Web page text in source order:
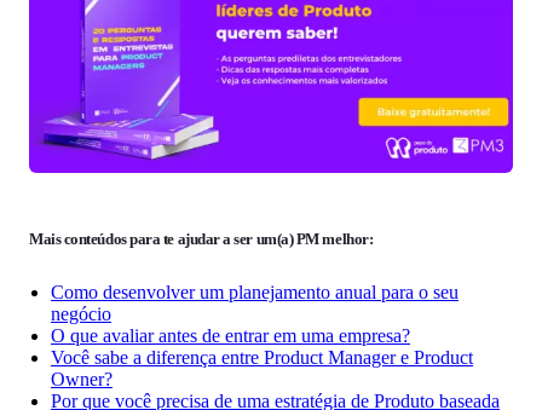
Mais conteúdos para te ajudar a ser um(a) PM melhor:
Como desenvolver um planejamento anual para o seu
negócio
O que avaliar antes de entrar em uma empresa?
Você sabe a diferença entre Product Manager e Product
Owner?
Por que você precisa de uma estratégia de Produto baseada